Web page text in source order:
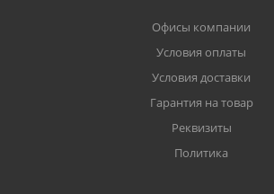
Офисы компании
Условия оплаты
Условия доставки
Гарантия на товар
Реквизиты
Политика